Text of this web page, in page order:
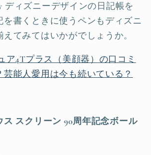
ディズニーデザインの日記帳を
を書くときに使うペンもディズニ
てみてはいかがでしょうか。
ア4Tプラス（美顔器）の口コミ
能人愛用は今も続いている？
ス スクリーン 90周年記念ボール